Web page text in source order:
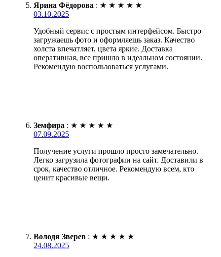
Ярина Фёдорова : ★ ★ ★ ★ ★
03.10.2025
Удобный сервис с простым интерфейсом. Быстро
загружаешь фото и оформляешь заказ. Качество
холста впечатляет, цвета яркие. Доставка
оперативная, все пришло в идеальном состоянии.
Рекомендую воспользоваться услугами.
Земфира : ★ ★ ★ ★ ★
07.09.2025
Получение услуги прошло просто замечательно.
Легко загрузила фотографии на сайт. Доставили в
срок, качество отличное. Рекомендую всем, кто
ценит красивые вещи.
Володя Зверев : ★ ★ ★ ★ ★
24.08.2025